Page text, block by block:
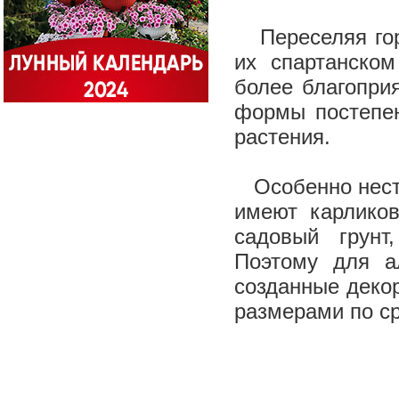
Переселяя
их
более
формы
растения.
Особенно
имеют
садовый
Поэтому для
созданные
размерами по